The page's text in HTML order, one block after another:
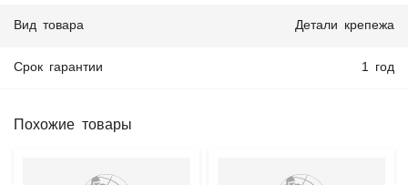
Вид товара Детали крепежа
Срок гарантии 1 год
Похожие товары